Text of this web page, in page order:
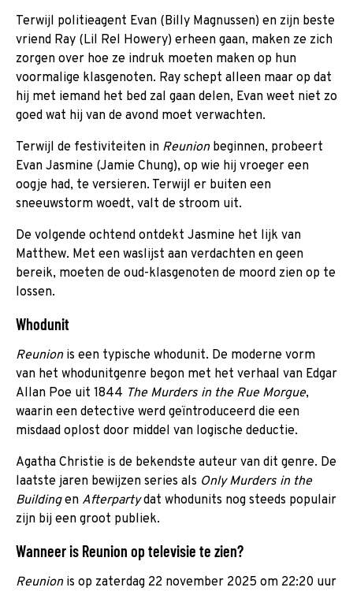
Terwijl politieagent Evan (Billy Magnussen) en zijn beste
vriend Ray (Lil Rel Howery) erheen gaan, maken ze zich
zorgen over hoe ze indruk moeten maken op hun
voormalige klasgenoten. Ray schept alleen maar op dat
hij met iemand het bed zal gaan delen, Evan weet niet zo
goed wat hij van de avond moet verwachten.
Terwijl de festiviteiten in Reunionbeginnen, probeert
Evan Jasmine (Jamie Chung), op wie hij vroeger een
oogje had, te versieren. Terwijl er buiten een
sneeuwstorm woedt, valt de stroom uit.
De volgende ochtend ontdekt Jasmine het lijk van
Matthew. Met een waslijst aan verdachten en geen
bereik, moeten de oud-klasgenoten de moord zien op te
lossen.
Whodunit
Reunionis een typische whodunit. De moderne vorm
van het whodunitgenre begon met het verhaal van Edgar
Allan Poe uit 1844 The Murders in the Rue Morgue,
waarin een detective werd geïntroduceerd die een
misdaad oplost door middel van logische deductie.
Agatha Christie is de bekendste auteur van dit genre. De
laatste jaren bewijzen series als Only Murders in the
Buildingen Afterpartydat whodunits nog steeds populair
zijn bij een groot publiek.
Wanneer is Reunion op televisie te zien?
Reunionis op zaterdag 22 november 2025 om 22:20 uur